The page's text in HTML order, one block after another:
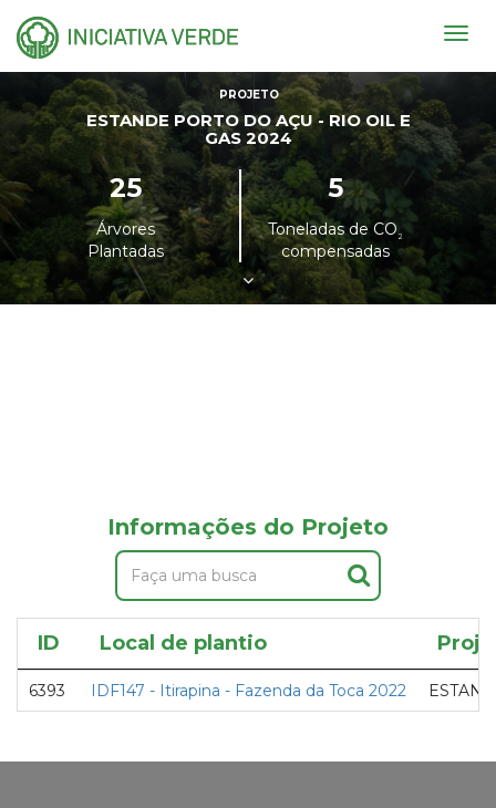
PROJETO
ESTANDE PORTO DO AÇU - RIO OIL E
GAS 2024
25
Árvores
Plantadas
5
Toneladas de CO²
compensadas
Informações do Projeto
ID Local de plantio
6393 IDF147 - Itirapina - Fazenda da Toca 2022